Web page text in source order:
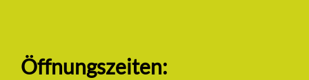
Öffnungszeiten: